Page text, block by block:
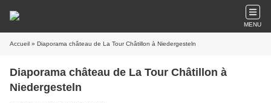
MENU
Accueil » Diaporama château de La Tour Châtillon à Niedergesteln
Diaporama château de La Tour Châtillon à
Niedergesteln